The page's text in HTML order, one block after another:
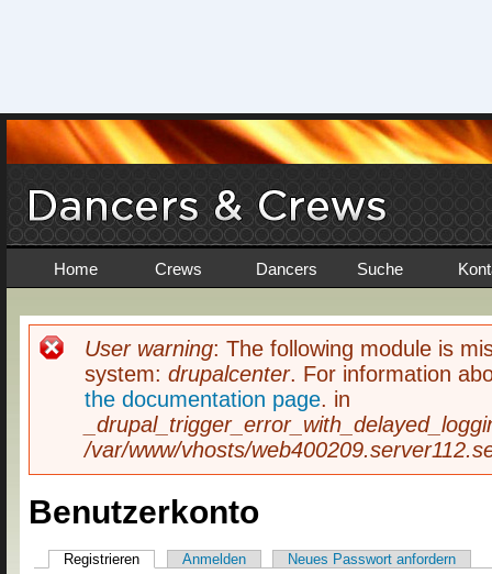
Home Crews Dancers Suche
Fehlermeldung
User warning: The following module is
system: drupalcenter. For information
the documentation page. in
/var/www/vhosts/
Benutzerkonto
Registrieren (aktiver Reiter)
Anmelden Neues Passwort anfordern